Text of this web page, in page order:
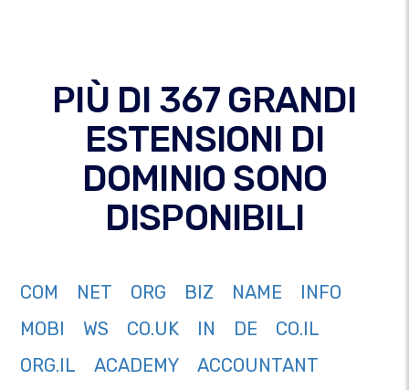
PIÙ DI 367 GRANDI
ESTENSIONI DI
DOMINIO SONO
DISPONIBILI
COM NET ORG BIZ NAME
INFO
MOBI
WS CO.UK IN DE
CO.IL
ORG.IL
ACADEMY
ACCOUNTANT